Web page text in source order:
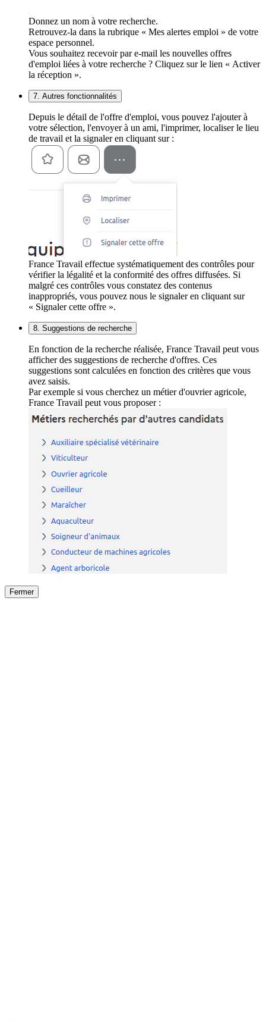
Donnez un nom à votre recherche.
Retrouvez-la dans la rubrique « Mes alertes emploi » de votre
espace personnel.
Vous souhaitez recevoir par e-mail les nouvelles offres
d'emploi liées à votre recherche ? Cliquez sur le lien « Activer
la réception ».
7. Autres fonctionnalités
Depuis le détail de l'offre d'emploi, vous pouvez l'ajouter à
votre sélection, l'envoyer à un ami, l'imprimer, localiser le lieu
de travail et la signaler en cliquant sur :
France Travail effectue systématiquement des contrôles pour
vérifier la légalité et la conformité des offres diffusées. Si
malgré ces contrôles vous constatez des contenus
inappropriés, vous pouvez nous le signaler en cliquant sur
« Signaler cette offre ».
8. Suggestions de recherche
En fonction de la recherche réalisée, France Travail peut vous
afficher des suggestions de recherche d'offres. Ces
suggestions sont calculées en fonction des critères que vous
avez saisis.
Par exemple si vous cherchez un métier d'ouvrier agricole,
France Travail peut vous proposer :
Fermer